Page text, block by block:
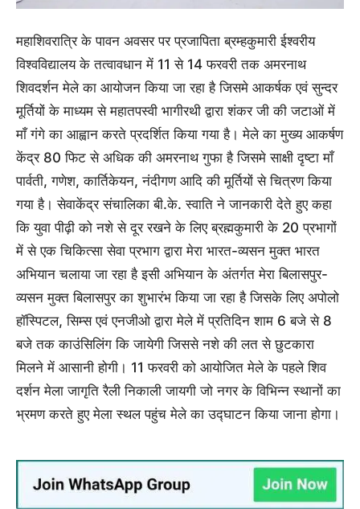
महाशिवरात्रि के पावन अवसर पर प्रजापिता ब्रम्हकुमारी ईश्वरीय
विश्वविद्यालय के तत्वावधान में 11 से 14 फरवरी तक अमरनाथ
शिवदर्शन मेले का आयोजन किया जा रहा है जिसमे आकर्षक एवं सुन्दर
मूर्तियों के माध्यम से महातपस्वी भागीरथी द्वारा शंकर जी की जटाओं में
माँ गंगे का आह्वान करते प्रदर्शित किया गया है। मेले का मुख्य आकर्षण
केंद्र 80 फिट से अधिक की अमरनाथ गुफा है जिसमे साक्षी दृष्टा माँ
पार्वती, गणेश, कार्तिकेयन, नंदीगण आदि की मूर्तियों से चित्रण किया
गया है। सेवाकेंद्र संचालिका बी.के. स्वाति ने जानकारी देते हुए कहा
कि युवा पीढ़ी को नशे से दूर रखने के लिए ब्रह्मकुमारी के 20 प्रभागों
में से एक चिकित्सा सेवा प्रभाग द्वारा मेरा भारत-व्यसन मुक्त भारत
अभियान चलाया जा रहा है इसी अभियान के अंतर्गत मेरा बिलासपुर-
व्यसन मुक्त बिलासपुर का शुभारंभ किया जा रहा है जिसके लिए अपोलो
हॉस्पिटल, सिम्स एवं एनजीओ द्वारा मेले में प्रतिदिन शाम 6 बजे से 8
बजे तक काउंसिलिंग कि जायेगी जिससे नशे की लत से छुटकारा
मिलने में आसानी होगी। 11 फरवरी को आयोजित मेले के पहले शिव
दर्शन मेला जागृति रैली निकाली जायगी जो नगर के विभिन्न स्थानों का
भ्रमण करते हुए मेला स्थल पहुंच मेले का उद्घाटन किया जाना होगा।